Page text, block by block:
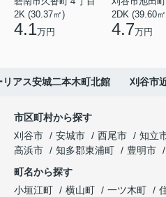
2K (30.37㎡)
4.1万円
2DK (39.60
4.7万円
リアス安城二本木町北館 刈谷市
市区町村から探す
刈谷市
安城市 西尾市 知立
高浜市
知多郡東浦町 豊明市
町名から探す
小垣江町
横山町 一ツ木町